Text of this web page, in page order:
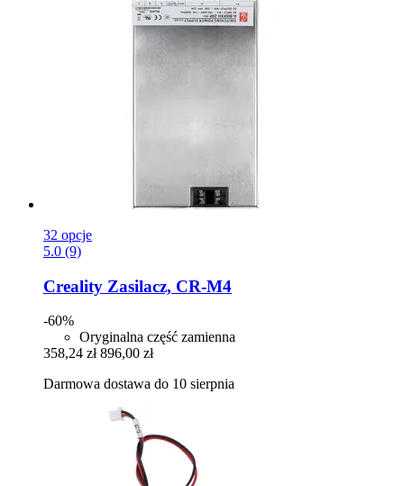
32 opcje
5.0 (9)
Creality Zasilacz, CR-​M4
-60%
Oryginalna część zamienna
358,24 zł 896,00 zł
Darmowa dostawa do 10 sierpnia